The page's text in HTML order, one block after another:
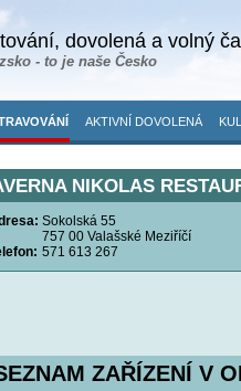
dovolená a volný
- to je naše Česko
AKTIVNÍ DOVOLENÁ
NIKOLAS
Sokolská 55
757 00 Valašské Meziříčí
571 613 267
ZAŘÍZENÍ V